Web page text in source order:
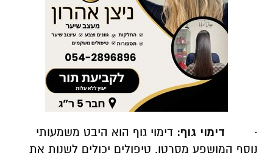
· דימוי גוף: דימוי גוף הוא היבט משמעותי
נוסף המושפע מסרטן. טיפולים יכולים לשנות את